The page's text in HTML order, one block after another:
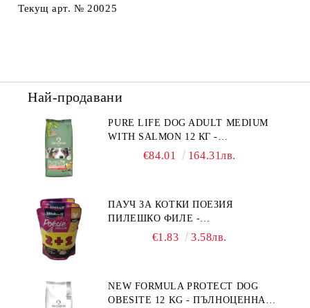
Текущ арт. № 20025
Най-продавани
PURE LIFE DOG ADULT MEDIUM
WITH SALMON 12 КГ -
ПЪЛНОЦЕННА ХРАНА ЗА
БЕЗ ЗЪРНО, БЕЗ ГЛУТЕН.
ПРОИЗВЕДЕНА ВЪВ ФРАНЦИЯ.
€84.01 164.31лв.
ПАУЧ ЗА КОТКИ ПОЕЗИЯ
ПИЛЕШКО ФИЛЕ -
ПРОМОКОМПЛЕКТ 3 БР.
€1.83 3.58лв.
NEW FORMULA PROTECT DOG
OBESITE 12 KG - ПЪЛНОЦЕННА